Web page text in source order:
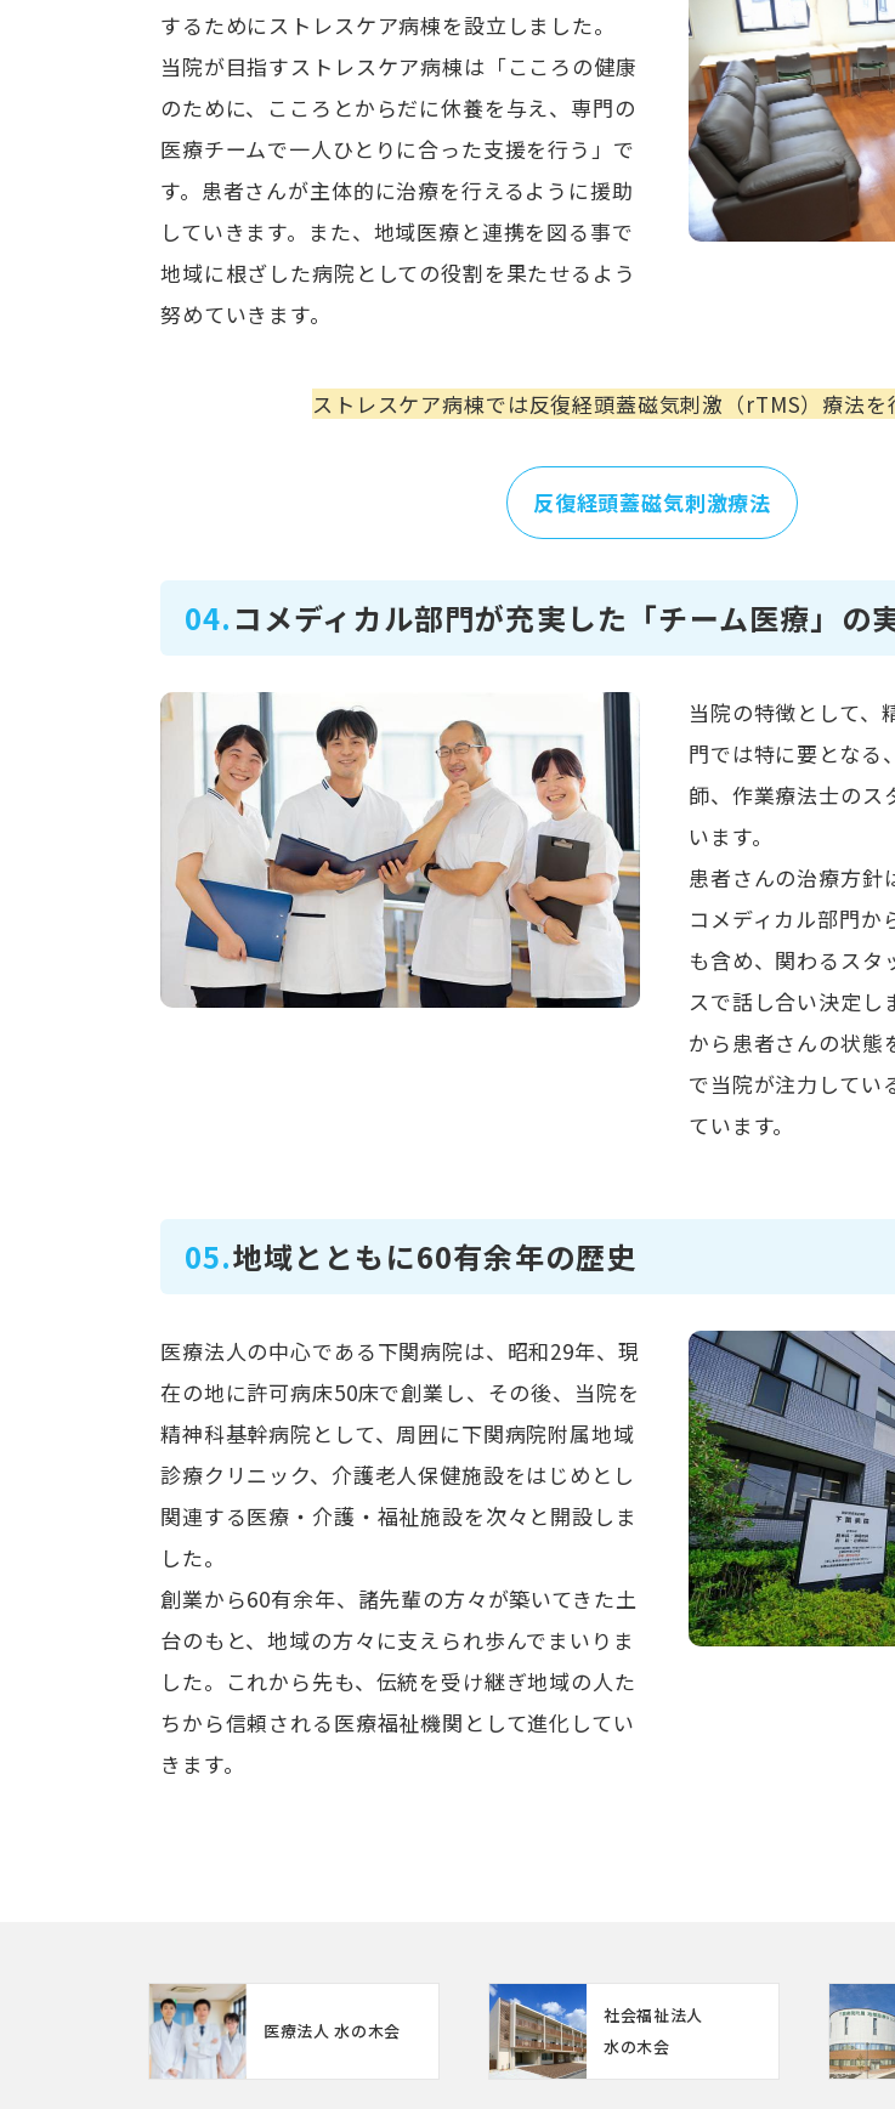
するためにストレスケア病棟を設立しました。
当院が目指すストレスケア病棟は「こころの健康
のために、こころとからだに休養を与え、専門の
医療チームで一人ひとりに合った支援を行う」で
す。患者さんが主体的に治療を行えるように援助
していきます。また、地域医療と連携を図る事で
地域に根ざした病院としての役割を果たせるよう
努めていきます。
ストレスケア病棟では反復経頭蓋磁気刺激（rTMS）療法を
反復経頭蓋磁気刺激療法
04. コメディカル部門が充実した「チーム医療」の
当院の特徴として、
門では特に要となる
師、作業療法士のス
います。
患者さんの治療方針
コメディカル部門か
も含め、関わるスタ
スで話し合い決定し
から患者さんの状態
で当院が注力してい
ています。
05.地域とともに60有余年の歴史
医療法人の中心である下関病院は、昭和29年、現
在の地に許可病床50床で創業し、その後、当院を
精神科基幹病院として、周囲に下関病院附属地域
診療クリニック、介護老人保健施設をはじめとし
関連する医療・介護・福祉施設を次々と開設しま
した。
創業から60有余年、諸先輩の方々が築いてきた土
台のもと、地域の方々に支えられ歩んでまいりま
した。これから先も、伝統を受け継ぎ地域の人た
ちから信頼される医療福祉機関として進化してい
きます。
医療法人 水の木会
社会福祉法人
水の木会